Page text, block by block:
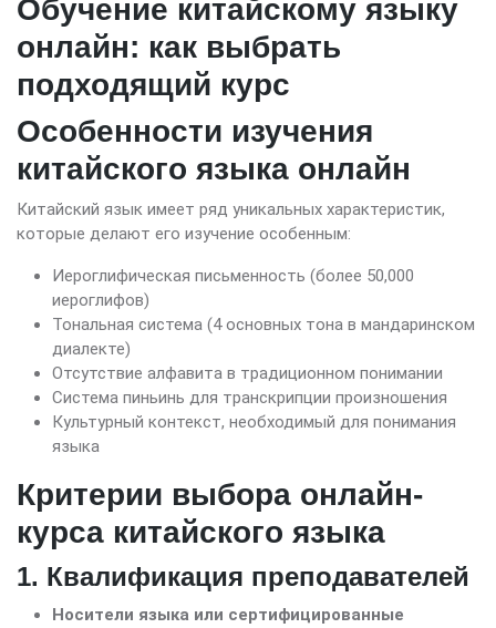
Обучение китайскому языку
онлайн: как выбрать
подходящий курс
Особенности изучения
китайского языка онлайн
Китайский язык имеет ряд уникальных характеристик,
которые делают его изучение особенным:
Иероглифическая письменность (более 50,000
иероглифов)
Тональная система (4 основных тона в мандаринском
диалекте)
Отсутствие алфавита в традиционном понимании
Система пиньинь для транскрипции произношения
Культурный контекст, необходимый для понимания
языка
Критерии выбора онлайн-
курса китайского языка
1. Квалификация преподавателей
Носители языка или сертифицированные